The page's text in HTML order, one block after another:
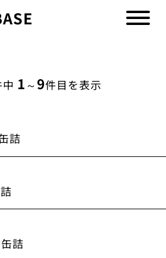
1～ 9件目を表示
詰
詰